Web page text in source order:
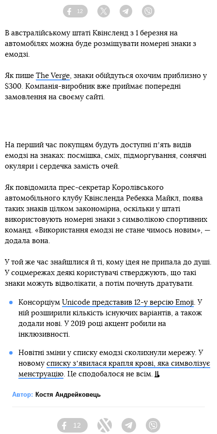
Facebook
12
Twitter TelegramViber
В австралійському штаті Квінсленд з 1 березня на
автомобілях можна буде розміщувати номерні знаки з
емодзі.
Як пише The Verge , знаки обійдуться охочим приблизно у
$300. Компанія-виробник вже приймає попередні
замовлення на своєму сайті.
На перший час покупцям будуть доступні пʼять видів
емодзі на знаках: посмішка, сміх, підморгування, сонячні
окуляри і сердечка замість очей.
Як повідомила прес-секретар Королівського
автомобільного клубу Квінсленда Ребекка Майкл, поява
таких знаків цілком закономірна, оскільки у штаті
використовують номерні знаки з символікою спортивних
команд. «Використання емодзі не стане чимось новим», —
додала вона.
У той же час знайшлися й ті, кому ідея не припала до душі.
У соцмережах деякі користувачі стверджують, що такі
знаки можуть відволікати, а потім почнуть дратувати.
Консорціум Unicode представив 12-у версію Emoji . У
ній розширили кількість існуючих варіантів, а також
додали нові. У 2019 році акцент робили на
інклюзивності.
Новітні зміни у списку емодзі сколихнули мережу. У
новому списку зʼявилася крапля крові, яка символізує
менструацію. Це сподобалося не всім.
Автор: Костя Андрейковець
Facebook
12
Twitter TelegramViber